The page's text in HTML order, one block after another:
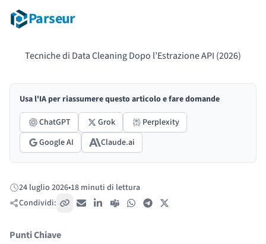
Parseur
Tecniche di Data Cleaning Dopo l’Estrazione API (2026)
Usa l'IA per riassumere questo articolo e fare domande
ChatGPT
Grok
Perplexity
Google AI
Claude.ai
Pubblicato:
24 luglio 2026•18 minuti di lettura
Condividi:
Copia link
Email LinkedIn
Teams WhatsAppTelegram
Punti Chiave